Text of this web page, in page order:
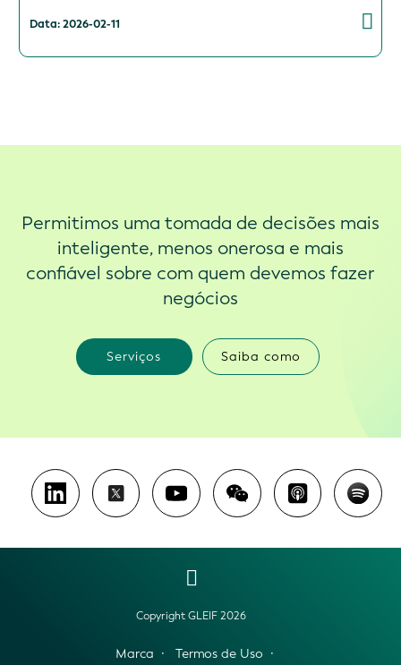
Data: 2026-02-11
Permitimos uma tomada de decisões mais
inteligente, menos onerosa e mais
confiável sobre com quem devemos fazer
negócios
Serviços Saiba como
Copyright GLEIF 2026
Marca Termos de Uso